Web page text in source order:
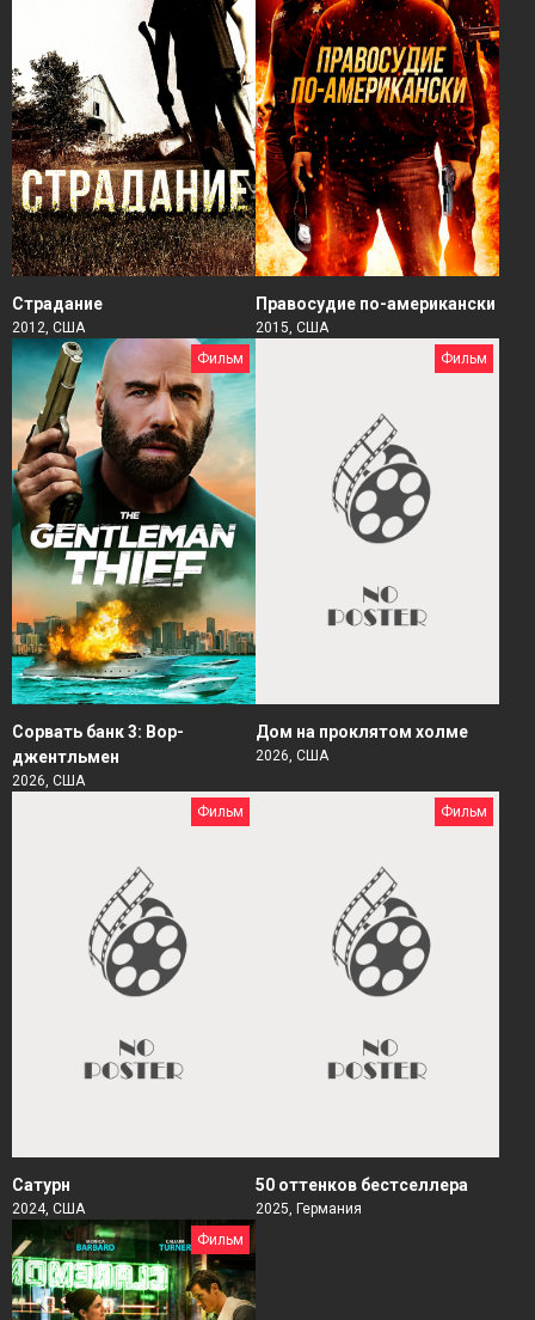
Страдание
2012, США
Правосудие по-американски
2015, США
Фильм
Сорвать банк 3: Вор-
джентльмен
2026, США
Фильм
Дом на проклятом холме
2026, США
Фильм
Сатурн
2024, США
Фильм
50 оттенков бестселлера
2025, Германия
Фильм